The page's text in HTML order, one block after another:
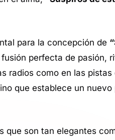
para la concepción de
perfecta de pasión,
radios como en las pistas
que establece un nuevo
que son tan elegantes